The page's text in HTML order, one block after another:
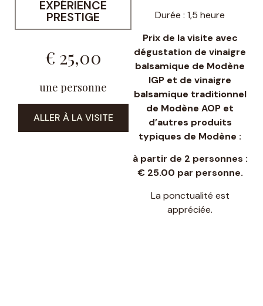
EXPÉRIENCE
PRESTIGE
€ 25,00
une personne
ALLER À LA VISITE
Durée : 1,5 heure
Prix de la visite avec
dégustation de vinaigre
balsamique de Modène
IGP et de vinaigre
balsamique traditionnel
de Modène AOP et
d’autres produits
typiques de Modène :
à partir de 2 personnes :
€ 25.00 par personne.
La ponctualité est
appréciée.